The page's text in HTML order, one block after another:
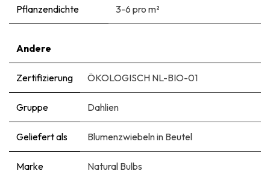
Pflanzendichte 3-6 pro m²
Andere
Zertifizierung ÖKOLOGISCH NL-BIO-01
Gruppe Dahlien
Geliefert als Blumenzwiebeln in Beutel
Marke Natural Bulbs